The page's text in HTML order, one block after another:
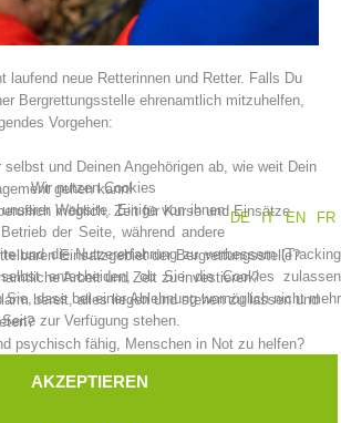
laufend neue Retterinnen und Retter. Falls Du
Bergrettungsstelle ehrenamtlich mitzuhelfen,
Vorgehen:
selbst und Deinen Angehörigen ab, wie weit Dein
gehen kann!
möglich, Zeit für Kurse und Einsätze
Einsatzgebiet der Bergrettungsstelle?
Arbeit und Zeit zu investieren?
bereit, alles liegen und stehen zu lassen und
psychisch fähig, Menschen in Not zu helfen?
an eine/n Bergretter/in:
Wir nutzen Cookies
DE
IT EN FR
Website. Einige von ihnen
der Seite, während andere
und die Nutzererfahrung zu verbessern (Tracking
entscheiden, ob Sie die Cookies zulassen
dass bei einer Ablehnung womöglich nicht mehr
zur Verfügung stehen.
AKZEPTIEREN